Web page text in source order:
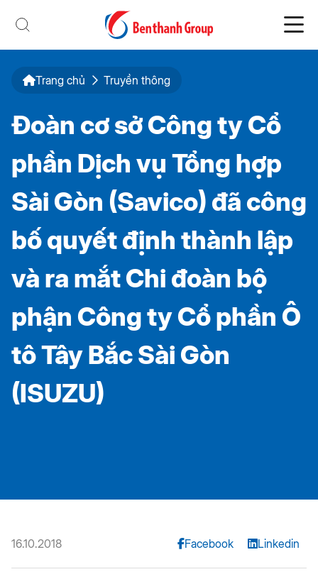
Trang chủ Truyền thông
Đoàn cơ sở Công ty Cổ
phần Dịch vụ Tổng hợp
Sài Gòn (Savico) đã công
bố quyết định thành lập
và ra mắt Chi đoàn bộ
phận Công ty Cổ phần Ô
tô Tây Bắc Sài Gòn
(ISUZU)
16.10.2018 Facebook Linkedin